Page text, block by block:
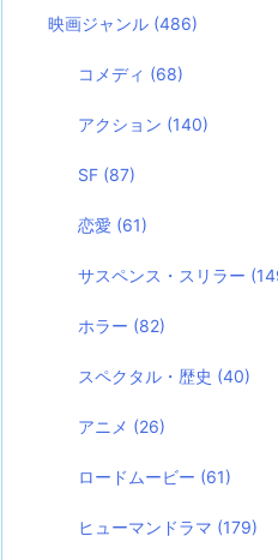
映画ジャンル (486)
コメディ (68)
アクション (140)
SF (87)
恋愛 (61)
サスペンス・スリラー
ホラー (82)
スペクタル・歴史 (40)
アニメ (26)
ロードムービー (61)
ヒューマンドラマ (179)